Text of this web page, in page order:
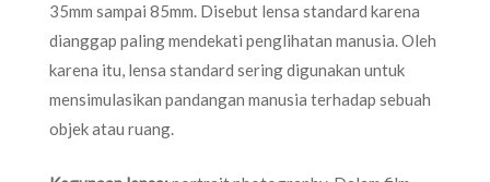
35mm sampai 85mm. Disebut lensa standard karena
dianggap paling mendekati penglihatan manusia. Oleh
karena itu, lensa standard sering digunakan untuk
mensimulasikan pandangan manusia terhadap sebuah
objek atau ruang.